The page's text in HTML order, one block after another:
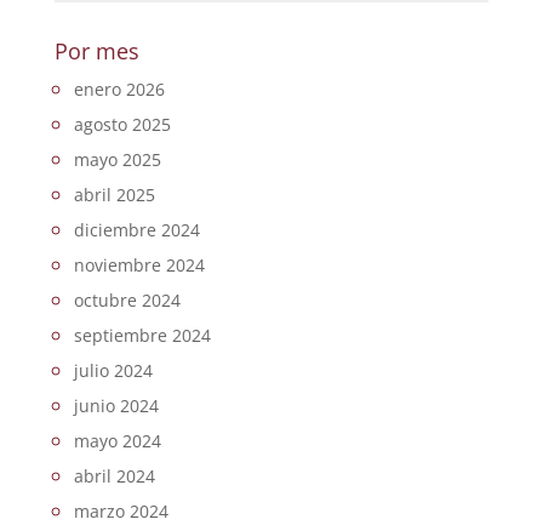
Por mes
enero 2026
agosto 2025
mayo 2025
abril 2025
diciembre 2024
noviembre 2024
octubre 2024
septiembre 2024
julio 2024
junio 2024
mayo 2024
abril 2024
marzo 2024